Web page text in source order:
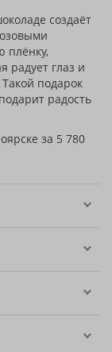
создаёт
плёнку,
радует глаз и
подарок
радость
за 5 780